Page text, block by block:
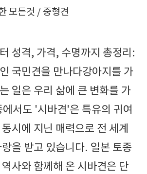
모든것 / 중형견
성격, 가격, 수명까지 총정리:
국민견을 만나다강아지를 가
일은 우리 삶에 큰 변화를 가
서도 '시바견'은 특유의 귀여
시에 지닌 매력으로 전 세계
을 받고 있습니다. 일본 토종
사와 함께해 온 시바견은 단